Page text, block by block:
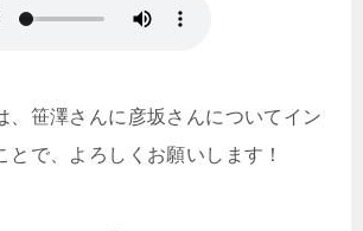
、笹澤さんに彦坂さんについてイン
とで、よろしくお願いします！